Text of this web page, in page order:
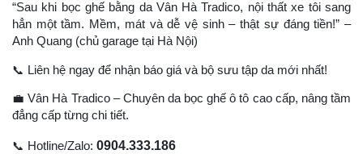
“Sau khi bọc ghế bằng da Vân Hà Tradico, nội thất xe tôi sang
hẳn một tầm. Mềm, mát và dễ vệ sinh – thật sự đáng tiền!” –
Anh Quang (chủ garage tại Hà Nội)
📞 Liên hệ ngay để nhận báo giá và bộ sưu tập da mới nhất!
💼 Vân Hà Tradico – Chuyên da bọc ghế ô tô cao cấp, nâng tầm
đẳng cấp từng chi tiết.
📞 Hotline/Zalo: 0904.333.186